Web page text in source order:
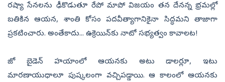
రష్యా సేనలను ఢీకొడుతూ రేపో మాపో విజయం తన దేనన్న భ్రమల్లో
బతికిన ఆయన, శాంతి కోసం పదవీత్యాగానికైనా సిద్ధమని తాజాగా
ప్రకటించారు. అంతేకాదు... ఉక్రెయిన్‌కు నాటో సభ్యత్వం కావాలట!
జో బైడెన్‌ హయాంలో ఆయనకు అటు డాలర్లూ, ఇటు
మారణాయుధాలూ పుష్కలంగా వచ్చిపడ్డాయి. ఆ కాలంలో ఆయనకు